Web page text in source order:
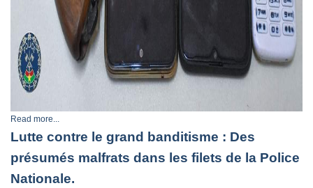
Read more...
Lutte contre le grand banditisme : Des
présumés malfrats dans les filets de la Police
Nationale.